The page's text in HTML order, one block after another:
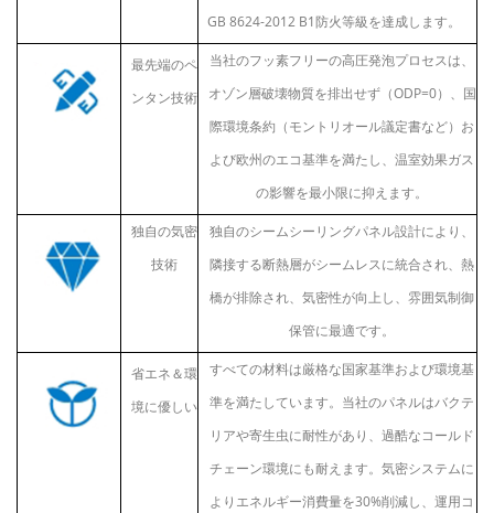
GB 8624-2012 B1防火等級を達成します。
最先端のペ
ンタン技術
当社のフッ素フリーの高圧発泡プロセスは、
オゾン層破壊物質を排出せず（ODP=0）、国
際環境条約（モントリオール議定書など）お
よび欧州のエコ基準を満たし、温室効果ガス
の影響を最小限に抑えます。
独自の気密
技術
独自のシームシーリングパネル設計により、
隣接する断熱層がシームレスに統合され、熱
橋が排除され、気密性が向上し、雰囲気制御
保管に最適です。
省エネ＆環
境に優しい
すべての材料は厳格な国家基準および環境基
準を満たしています。当社のパネルはバクテ
リアや寄生虫に耐性があり、過酷なコールド
チェーン環境にも耐えます。気密システムに
よりエネルギー消費量を30%削減し、運用コ